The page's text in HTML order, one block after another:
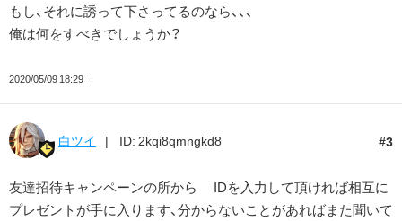
もし、それに誘って下さってるのなら、、、
俺は何をすべきでしょうか？
2020/05/09 18:29
3
白ツイ ID: 2kqi8qmngkd8
友達招待キャンペーンの所から IDを入力して頂ければ相互に
プレゼントが手に入ります、分からないことがあればまた聞いて